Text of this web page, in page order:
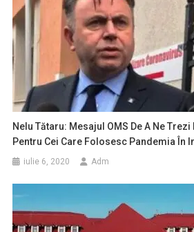
Nelu Tătaru: Mesajul OMS De A Ne Trezi
Pentru Cei Care Folosesc Pandemia În
iulie 6, 2020 Adm